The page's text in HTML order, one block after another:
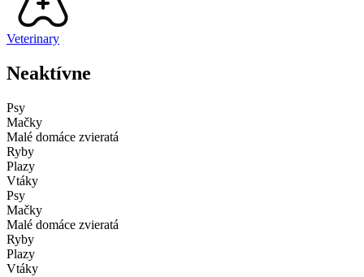
Veterinary
Neaktívne
Psy
Mačky
Malé domáce zvieratá
Ryby
Plazy
Vtáky
Psy
Mačky
Malé domáce zvieratá
Ryby
Plazy
Vtáky